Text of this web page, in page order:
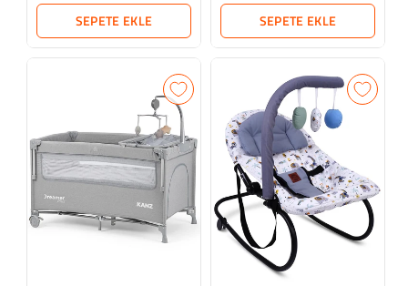
SEPETE EKLE SEPETE EKLE